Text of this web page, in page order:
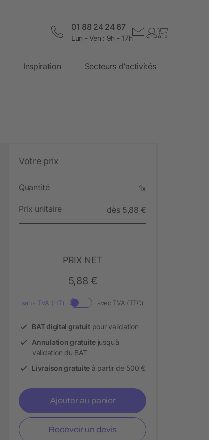
01 88 24 24 67
Lun - Ven : 9h - 17h
Inspiration Secteurs d'activités
Votre prix
Quantité 1x
Prix unitaire dès 5,88 €
PRIX NET
5,88 €
sans TVA (HT) avec TVA (TTC)
BAT digital gratuitpour validation
Annulation gratuitejusqu’à
validation du BAT
Livraison gratuite à partir de 500 €
Ajouter au panier
Recevoir un devis